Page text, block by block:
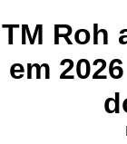
TM Roh
em